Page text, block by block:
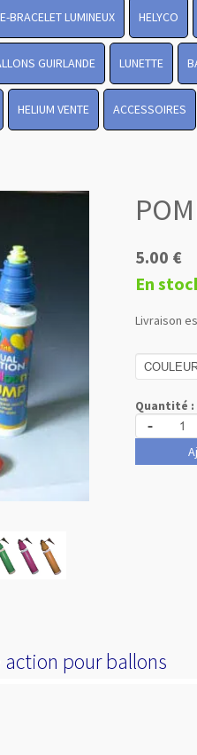
BRACELET LUMINEUX HELYCO
GUIRLANDE LUNETTE
HELIUM VENTE ACCESSOIRES
5.00 €
En
Livraison
Quantité :
-
pour ballons